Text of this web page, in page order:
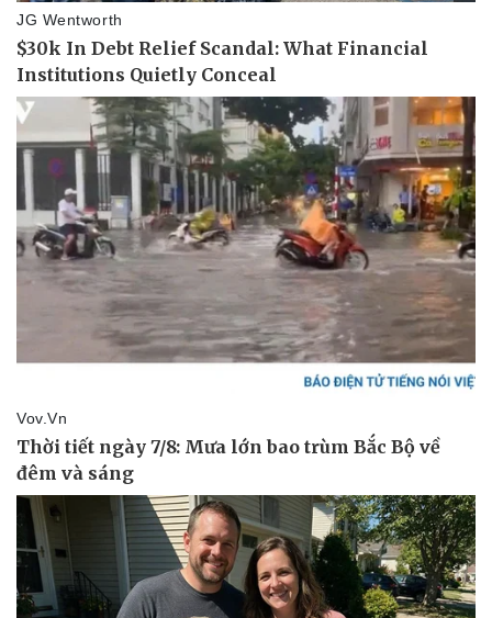
Doanh nghiệp 24h
Doanh nhân
Trải nghiệm